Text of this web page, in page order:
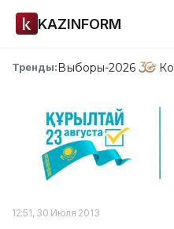
KAZINFORM
Тренды:Выборы-2026
12:51, 30 Июля 2013